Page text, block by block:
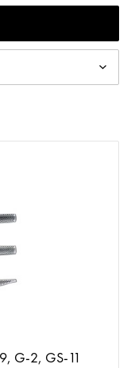
G-2, GS-11